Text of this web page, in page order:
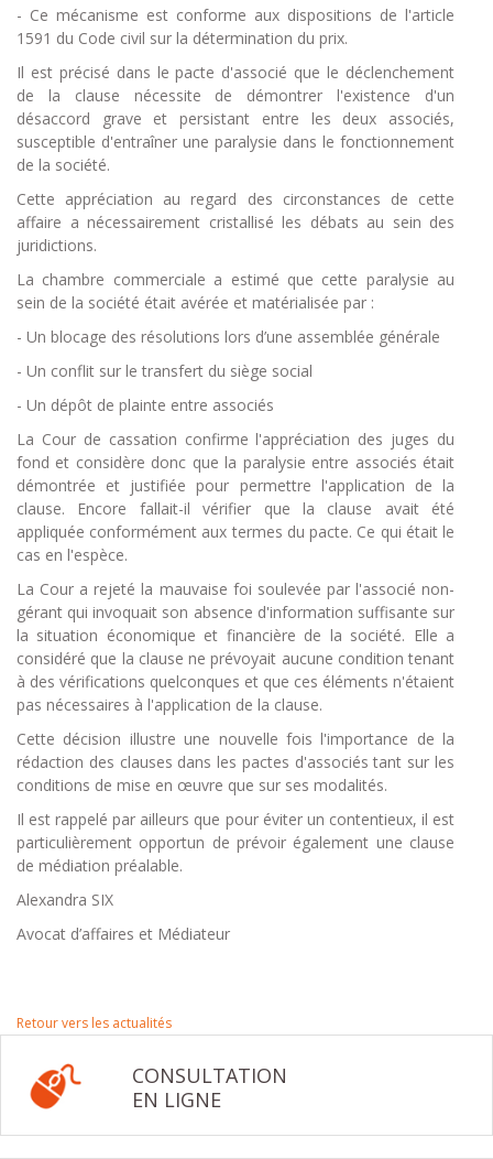
- Ce mécanisme est conforme aux dispositions de l'article
1591 du Code civil sur la détermination du prix.
Il est précisé dans le pacte d'associé que le déclenchement
de la clause nécessite de démontrer l'existence d'un
désaccord grave et persistant entre les deux associés,
susceptible d'entraîner une paralysie dans le fonctionnement
de la société.
Cette appréciation au regard des circonstances de cette
affaire a nécessairement cristallisé les débats au sein des
juridictions.
La chambre commerciale a estimé que cette paralysie au
sein de la société était avérée et matérialisée par :
- Un blocage des résolutions lors d’une assemblée générale
- Un conflit sur le transfert du siège social
- Un dépôt de plainte entre associés
La Cour de cassation confirme l'appréciation des juges du
fond et considère donc que la paralysie entre associés était
démontrée et justifiée pour permettre l'application de la
clause. Encore fallait-il vérifier que la clause avait été
appliquée conformément aux termes du pacte. Ce qui était le
cas en l'espèce.
La Cour a rejeté la mauvaise foi soulevée par l'associé non-
gérant qui invoquait son absence d'information suffisante sur
la situation économique et financière de la société. Elle a
considéré que la clause ne prévoyait aucune condition tenant
à des vérifications quelconques et que ces éléments n'étaient
pas nécessaires à l'application de la clause.
Cette décision illustre une nouvelle fois l'importance de la
rédaction des clauses dans les pactes d'associés tant sur les
conditions de mise en œuvre que sur ses modalités.
Il est rappelé par ailleurs que pour éviter un contentieux, il est
particulièrement opportun de prévoir également une clause
de médiation préalable.
Alexandra SIX
Avocat d’affaires et Médiateur
Retour vers les actualités
CONSULTATION
EN LIGNE